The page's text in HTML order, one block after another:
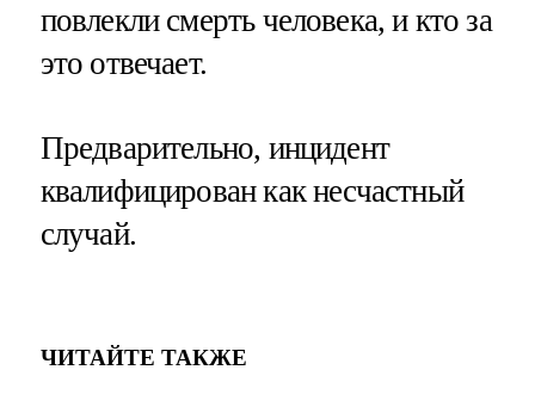
повлекли смерть человека, и кто за
это отвечает.
Предварительно, инцидент
квалифицирован как несчастный
случай.
ЧИТАЙТЕ ТАКЖЕ